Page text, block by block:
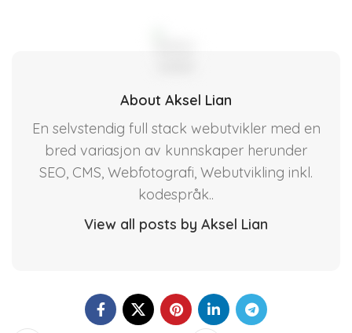
About Aksel Lian
En selvstendig full stack webutvikler med en
bred variasjon av kunnskaper herunder
SEO, CMS, Webfotografi, Webutvikling inkl.
kodespråk..
View all posts by Aksel Lian